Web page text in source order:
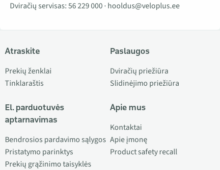
Dviračių servisas:56 229 000· hooldus@veloplus.ee
Atraskite
Prekių ženklai
Tinklaraštis
El. parduotuvės
aptarnavimas
Bendrosios pardavimo sąlygos
Pristatymo parinktys
Prekių grąžinimo taisyklės
Paslaugos
Dviračių priežiūra
Slidinėjimo priežiūra
Apie mus
Kontaktai
Apie įmonę
Product safety recall